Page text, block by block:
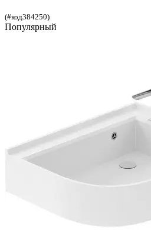
(#код384250)
Популярный